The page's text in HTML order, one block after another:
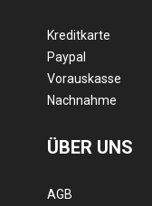
Kreditkarte
Paypal
Vorauskasse
Nachnahme
ÜBER UNS
AGB